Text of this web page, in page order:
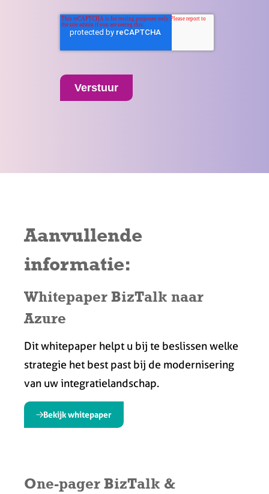
Verstuur
Aanvullende
informatie:
Whitepaper BizTalk naar
Azure
Dit whitepaper helpt u bij te beslissen welke
strategie het best past bij de modernisering
van uw integratielandschap.
Bekijk whitepaper
One-pager BizTalk &